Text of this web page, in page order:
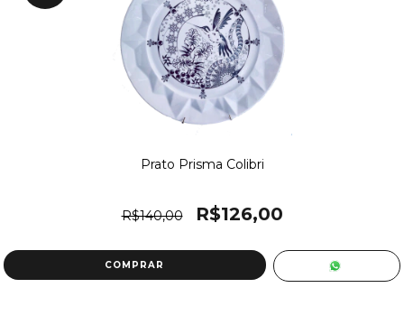
Prato Prisma Colibri
R$140,00 R$126,00